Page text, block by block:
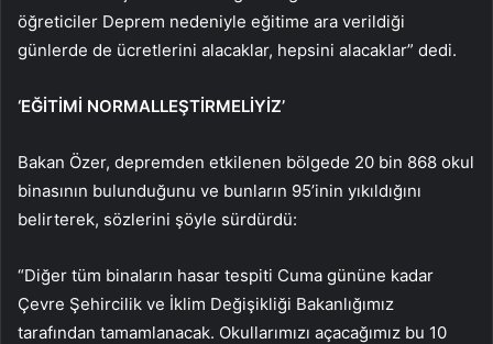
öğreticiler Deprem nedeniyle eğitime ara verildiği
günlerde de ücretlerini alacaklar, hepsini alacaklar” dedi.
‘EĞİTİMİ NORMALLEŞTİRMELİYİZ’
Bakan Özer, depremden etkilenen bölgede 20 bin 868 okul
binasının bulunduğunu ve bunların 95’inin yıkıldığını
belirterek, sözlerini şöyle sürdürdü:
“Diğer tüm binaların hasar tespiti Cuma gününe kadar
Çevre Şehircilik ve İklim Değişikliği Bakanlığımız
tarafından tamamlanacak. Okullarımızı açacağımız bu 10